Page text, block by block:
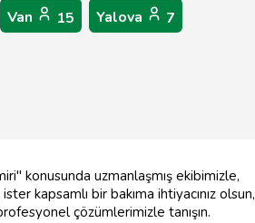
Van 15 Yalova 7
konusunda uzmanlaşmış ekibimizle,
kapsamlı bir bakıma ihtiyacınız olsun,
çözümlerimizle tanışın.